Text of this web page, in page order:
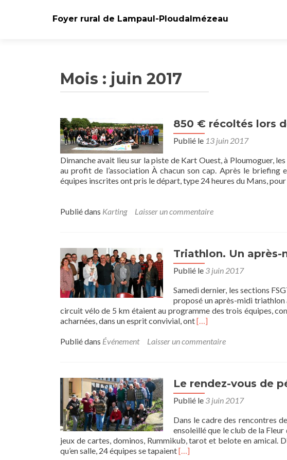
Foyer rural de Lampaul-Ploudalmézeau
Mois : juin 2017
850 € récoltés lors
Publié le 13 juin 2017
Dimanche avait lieu sur la piste de Kart Ouest, à Ploumoguer,
au profit de l’association À chacun son cap. Après le
équipes inscrites ont pris le départ, type 24 heures du Mans, pour
Publié dans Karting Laisser un commentaire
Triathlon. Un après-
Publié le 3 juin 2017
Samedi dernier, les sections
proposé un après-midi triathlon
circuit vélo de 5 km étaient au programme des trois équipes,
acharnées, dans un esprit convivial, ontEn
plus
midi
réussi
[…]
Publié dans Événement Laisser un commentaire
Le rendez-vous de
Publié le 3 juin 2017
Dans le cadre des rencontres
ensoleillé que le club de la
jeux de cartes, dominos, Rummikub, tarot et belote en amical.
qu’en salle, 24 équipes se tapaientEn
[…]